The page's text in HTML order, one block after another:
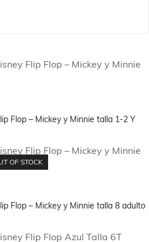
Flop – Mickey y Minnie talla 1-2 Y
OF STOCK
Flop – Mickey y Minnie talla 8 adulto